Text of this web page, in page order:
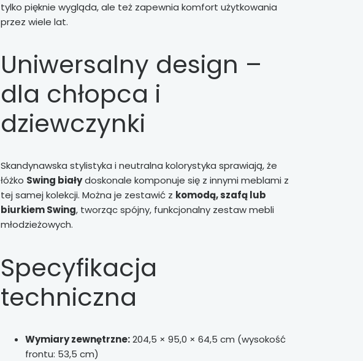
tylko pięknie wygląda, ale też zapewnia komfort użytkowania
przez wiele lat.
Uniwersalny design –
dla chłopca i
dziewczynki
Skandynawska stylistyka i neutralna kolorystyka sprawiają, że
łóżko Swing białydoskonale komponuje się z innymi meblami z
tej samej kolekcji. Można je zestawić z komodą, szafą lub
biurkiem Swing, tworząc spójny, funkcjonalny zestaw mebli
młodzieżowych.
Specyfikacja
techniczna
Wymiary zewnętrzne:204,5 × 95,0 × 64,5 cm (wysokość
frontu: 53,5 cm)